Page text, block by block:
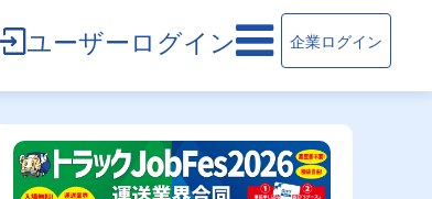
ユーザーログイン 企業ログイン